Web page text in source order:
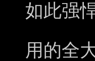
如此强
用的全